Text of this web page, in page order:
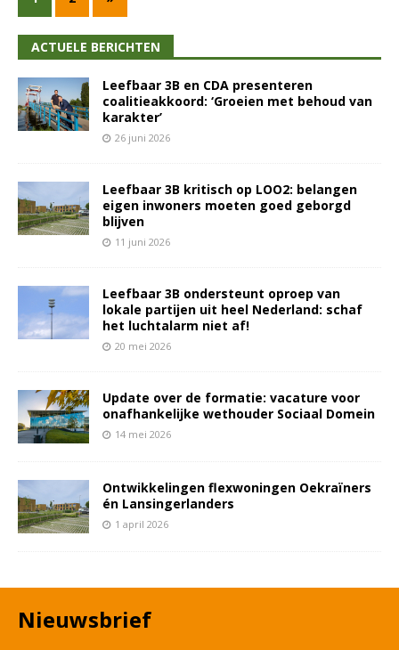
ACTUELE BERICHTEN
Leefbaar 3B en CDA presenteren
coalitieakkoord: ‘Groeien met behoud van
karakter’
26 juni 2026
Leefbaar 3B kritisch op LOO2: belangen
eigen inwoners moeten goed geborgd
blijven
11 juni 2026
Leefbaar 3B ondersteunt oproep van
lokale partijen uit heel Nederland: schaf
het luchtalarm niet af!
20 mei 2026
Update over de formatie: vacature voor
onafhankelijke wethouder Sociaal Domein
14 mei 2026
Ontwikkelingen flexwoningen Oekraïners
én Lansingerlanders
1 april 2026
Nieuwsbrief